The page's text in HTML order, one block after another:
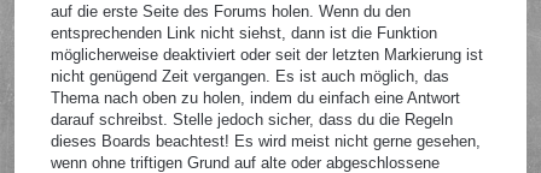
auf die erste Seite des Forums holen. Wenn du den
entsprechenden Link nicht siehst, dann ist die Funktion
möglicherweise deaktiviert oder seit der letzten Markierung ist
nicht genügend Zeit vergangen. Es ist auch möglich, das
Thema nach oben zu holen, indem du einfach eine Antwort
darauf schreibst. Stelle jedoch sicher, dass du die Regeln
dieses Boards beachtest! Es wird meist nicht gerne gesehen,
wenn ohne triftigen Grund auf alte oder abgeschlossene